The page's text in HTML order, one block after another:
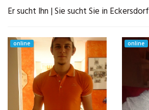
Er sucht Ihn | Sie sucht Sie in Eckersdorf
online online